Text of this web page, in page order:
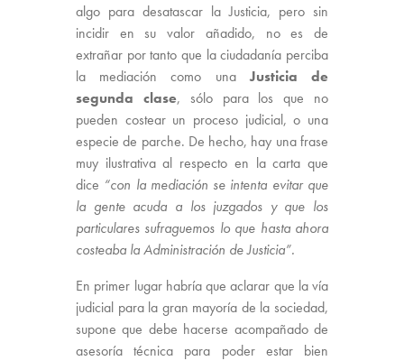
algo para desatascar la Justicia, pero sin
incidir en su valor añadido, no es de
extrañar por tanto que la ciudadanía perciba
la mediación como unaJusticia de
segunda clase, sólo para los que no
pueden costear un proceso judicial, o una
especie de parche. De hecho, hay una frase
muy ilustrativa al respecto en la carta que
dice “con la mediación se intenta evitar que
la gente acuda a los juzgados y que los
particulares sufraguemos lo que hasta ahora
costeaba la Administración de Justicia”.
En primer lugar habría que aclarar que la vía
judicial para la gran mayoría de la sociedad,
supone que debe hacerse acompañado de
asesoría técnica para poder estar bien